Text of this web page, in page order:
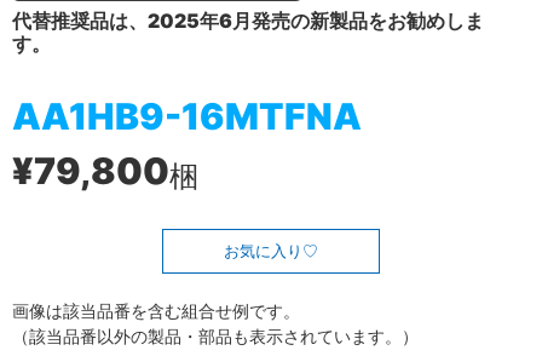
代替推奨品は、2025年6月発売の新製品をお勧めしま
す。
AA1HB9-16MTFNA
¥79,800梱
お気に入り
画像は該当品番を含む組合せ例です。
（該当品番以外の製品・部品も表示されています。）